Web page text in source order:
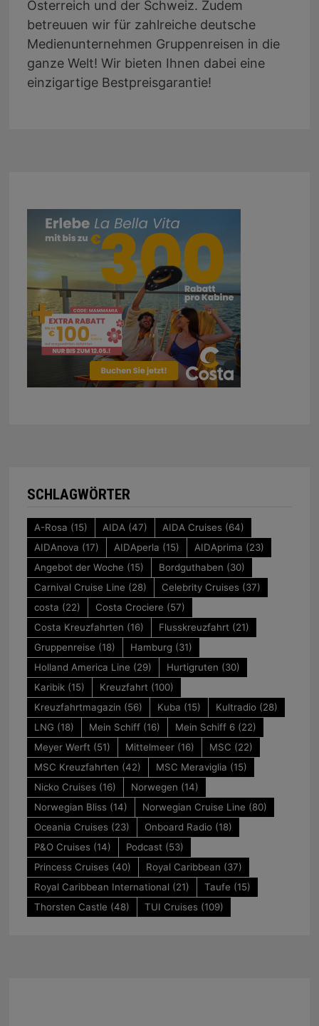
Österreich und der Schweiz. Zudem
betreuuen wir für zahlreiche deutsche
Medienunternehmen Gruppenreisen in die
ganze Welt! Wir bieten Ihnen dabei eine
einzigartige Bestpreisgarantie!
SCHLAGWÖRTER
A-Rosa (15) AIDA(47) AIDA Cruises (64)
AIDAnova (17) AIDAperla (15) AIDAprima (23)
Angebot der Woche (15) Bordguthaben (30)
Carnival Cruise Line (28) Celebrity Cruises (37)
costa (22) Costa Crociere (57)
Costa Kreuzfahrten (16) Flusskreuzfahrt(21)
Gruppenreise (18) Hamburg (31)
Holland America Line (29) Hurtigruten (30)
Karibik(15) Kreuzfahrt(100)
Kreuzfahrtmagazin (56) Kuba (15) Kultradio(28)
LNG (18) Mein Schiff(16) Mein Schiff 6(22)
Meyer Werft(51) Mittelmeer(16) MSC (22)
MSC Kreuzfahrten (42) MSC Meraviglia (15)
Nicko Cruises (16) Norwegen (14)
Norwegian Bliss (14) Norwegian Cruise Line (80)
Oceania Cruises (23) Onboard Radio(18)
P&O Cruises (14) Podcast(53)
Princess Cruises (40) Royal Caribbean (37)
Royal Caribbean International (21) Taufe (15)
Thorsten Castle (48) TUI Cruises (109)